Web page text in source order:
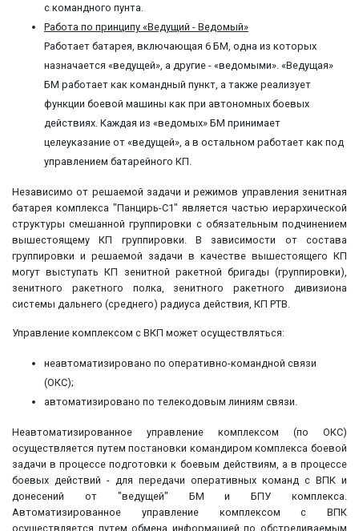
с командного пунта.
Работа по принципу «Ведущий - Ведомый»
Работает батарея, включающая 6 БМ, одна из которых
назначается «ведущей», а другие - «ведомыми». «Ведущая»
БМ работает как командный пункт, а также реализует
функции боевой машины как при автономных боевых
действиях. Каждая из «ведомых» БМ принимает
целеуказание от «ведущей», а в остальном работает как под
управлением батарейного КП.
Независимо от решаемой задачи и режимов управления зенитная
батарея комплекса "Панцирь-С1" является частью иерархической
структуры смешанной группировки с обязательным подчинением
вышестоящему КП группировки. В зависимости от состава
группировки и решаемой задачи в качестве вышестоящего КП
могут выступать КП зенитной ракетной бригады (группировки),
зенитного ракетного полка, зенитного ракетного дивизиона
системы дальнего (среднего) радиуса действия, КП РТВ.
Управление комплексом с ВКП может осуществляться:
неавтоматизировано по оперативно-командной связи
(ОКС);
автоматизировано по телекодовым линиям связи.
Неавтоматизированное управление комплексом (по ОКС)
осуществляется путем постановки командиром комплекса боевой
задачи в процессе подготовки к боевым действиям, а в процессе
боевых действий - для передачи оперативных команд с ВПК и
донесений от "ведущей" БМ и БПУ комплекса.
Автоматизированное управление комплексом с ВПК
осуществляется путем обмена информацией по обстреливаемым